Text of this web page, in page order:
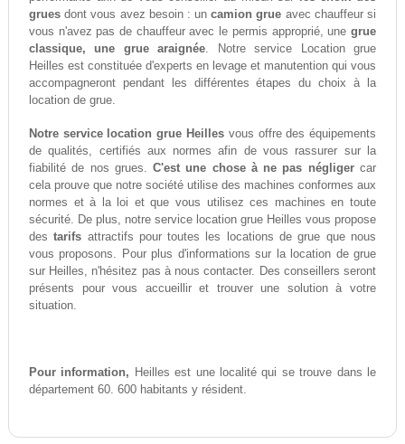
gruesdont vous avez besoin : uncamion grue avec chauffeur si
vous n'avez pas de chauffeur avec le permis approprié, unegrue
classique, une grue araignée. Notre service Location grue
Heilles est constituée d'experts en levage et manutention qui vous
accompagneront pendant les différentes étapes du choix à la
location de grue.
Notre service location grue Heilles vous offre des équipements
de qualités, certifiés aux normes afin de vous rassurer sur la
fiabilité de nos grues.C'est une chose à ne pas négligercar
cela prouve que notre société utilise des machines conformes aux
normes et à la loi et que vous utilisez ces machines en toute
sécurité. De plus, notre service location grue Heilles vous propose
destarifs attractifs pour toutes les locations de grue que nous
vous proposons. Pour plus d'informations sur la location de grue
sur Heilles, n'hésitez pas à nous contacter. Des conseillers seront
présents pour vous accueillir et trouver une solution à votre
situation.
Pour information, Heilles est une localité qui se trouve dans le
département 60. 600 habitants y résident.